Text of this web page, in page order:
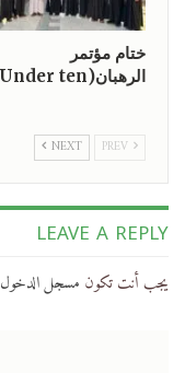
ختام مؤتمر
الرهبان(Under ten)
NEXT
LEAVE A REPLY
يجب أنت تكون مسجل الدخول